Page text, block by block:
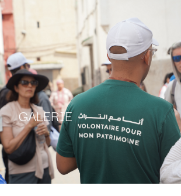
GALERIE